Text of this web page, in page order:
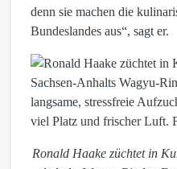
denn sie machen die
Bundeslandes aus“, sagt er.
Ronald Haake züchtet in